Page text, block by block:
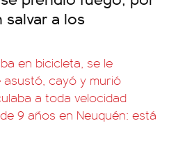
a los
en bicicleta, se le
cayó y murió
a toda velocidad
9 años en Neuquén: está